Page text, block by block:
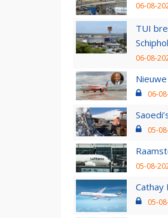
06-08-
TUI
Schiphol
06-08-
06-
05-
05-08-
Cathay
05-